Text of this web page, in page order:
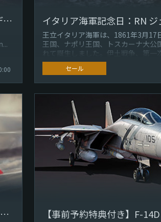
ドイツ海軍の日：ドイツ艦艇セール＆デカール
王立イタリア海軍は、1861年3月17
王国、ナポリ王国、トスカーナ大公
れて誕生しました。伊土戦争、第一
次世界大戦に参戦し、1946年...
セール
ニコライ・ポリカールポフの誕生日：I-153&I-16 タイプ28セール